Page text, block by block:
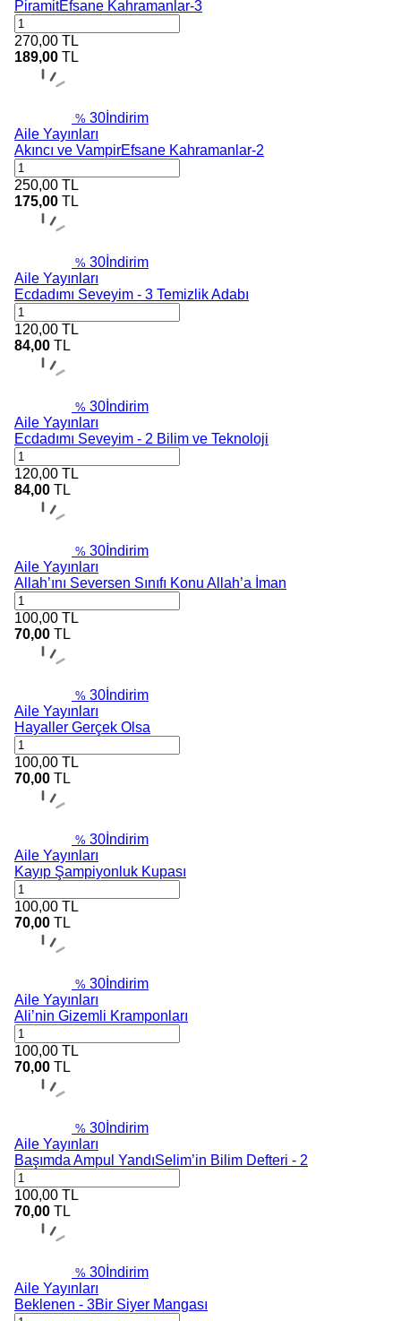
PiramitEfsane Kahramanlar-3
270,00 TL
189,00 TL
% 30 İndirim
Aile Yayınları
Akıncı ve VampirEfsane Kahramanlar-2
250,00 TL
175,00 TL
% 30 İndirim
Aile Yayınları
Ecdadımı Seveyim - 3 Temizlik Adabı
120,00 TL
84,00 TL
% 30 İndirim
Aile Yayınları
Ecdadımı Seveyim - 2 Bilim ve Teknoloji
120,00 TL
84,00 TL
% 30 İndirim
Aile Yayınları
Allah’ını Seversen Sınıfı Konu Allah’a İman
100,00 TL
70,00 TL
% 30 İndirim
Aile Yayınları
Hayaller Gerçek Olsa
100,00 TL
70,00 TL
% 30 İndirim
Aile Yayınları
Kayıp Şampiyonluk Kupası
100,00 TL
70,00 TL
% 30 İndirim
Aile Yayınları
Ali’nin Gizemli Kramponları
100,00 TL
70,00 TL
% 30 İndirim
Aile Yayınları
Başımda Ampul YandıSelim’in Bilim Defteri - 2
100,00 TL
70,00 TL
% 30 İndirim
Aile Yayınları
Beklenen - 3Bir Siyer Mangası